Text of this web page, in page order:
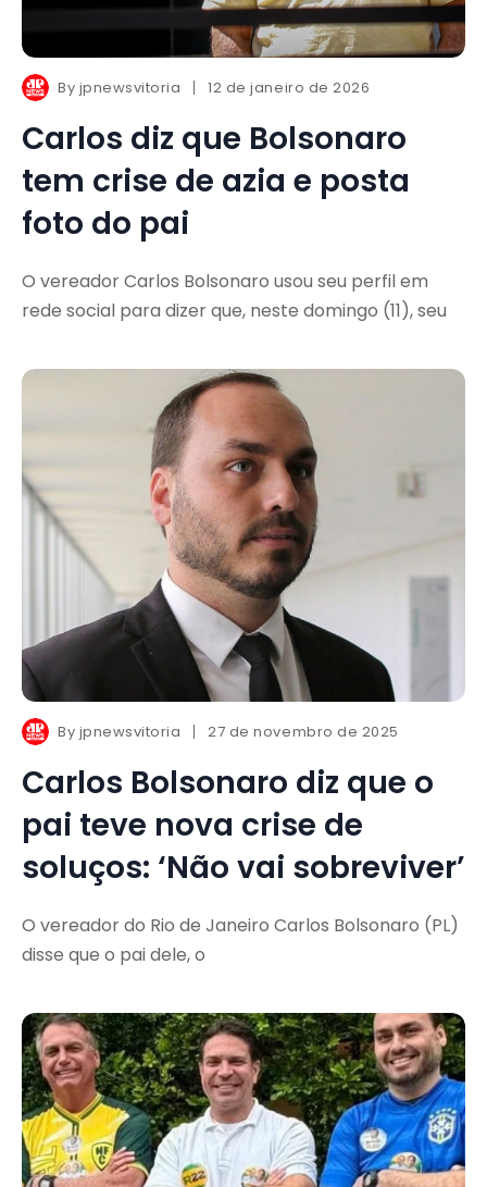
By jpnewsvitoria 12 de janeiro de 2026
Carlos diz que Bolsonaro
tem crise de azia e posta
foto do pai
O vereador Carlos Bolsonaro usou seu perfil em
rede social para dizer que, neste domingo (11), seu
By jpnewsvitoria 27 de novembro de 2025
Carlos Bolsonaro diz que o
pai teve nova crise de
soluços: ‘Não vai sobreviver’
O vereador do Rio de Janeiro Carlos Bolsonaro (PL)
disse que o pai dele, o